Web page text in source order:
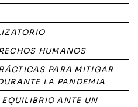
HUMANOS
PARA MITIGAR
LA PANDEMIA
EQUILIBRIO ANTE UN